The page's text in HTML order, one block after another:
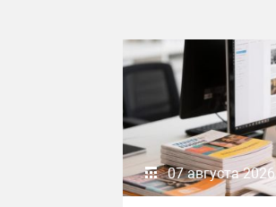
07 августа 2026